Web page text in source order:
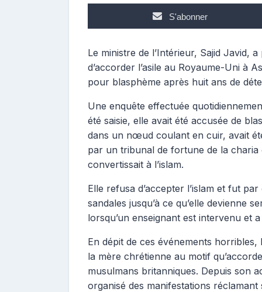
S'abonner
Le ministre de l’Intérieur, Sajid Javid,
d’accorder l’asile au Royaume-Uni à
pour blasphème après huit ans de
Une enquête effectuée
été saisie, elle avait été accusée de
dans un nœud coulant en cuir, avait
par un tribunal de fortune de la charia
convertissait à l’islam.
Elle refusa d’accepter l’islam et fut
sandales jusqu’à ce qu’elle devienne
lorsqu’un enseignant est intervenu et
En dépit de ces événements
la mère chrétienne au motif
musulmans britanniques. Depuis son
organisé des manifestations réclamant